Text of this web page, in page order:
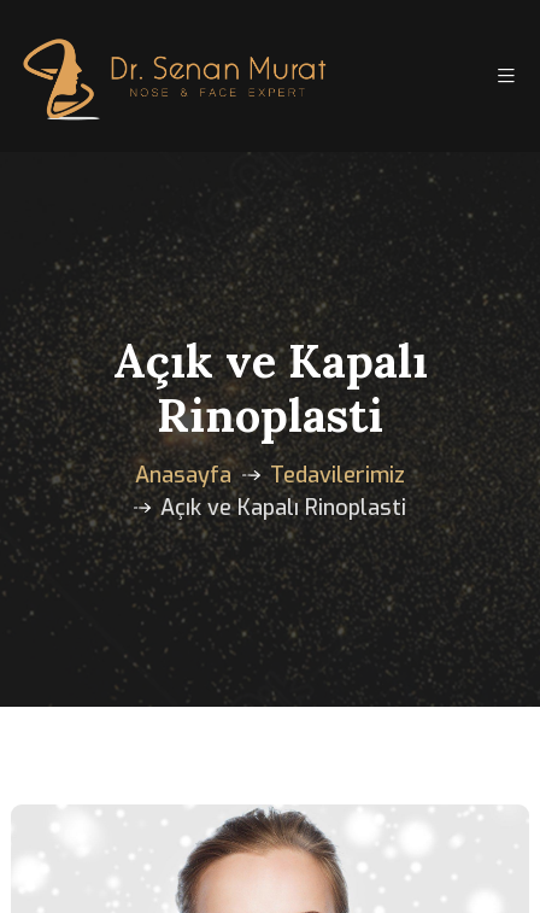
Açık ve Kapalı
Rinoplasti
Anasayfa
Tedavilerimiz
Açık ve Kapalı Rinoplasti